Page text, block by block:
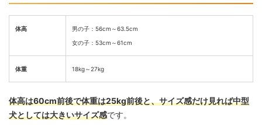
体高
男の子：56cm～63.5cm
女の子：53cm～61cm
体重 18kg～27kg
体高は60cm前後で体重は25kg前後と、サイズ感だけ見れば中型
犬としては大きいサイズ感です。